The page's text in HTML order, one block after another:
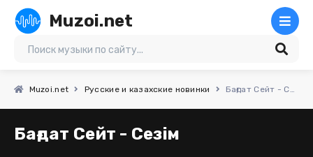
Muzoi.net
Muzoi.net Русские и казахские новинки Бағдат Сейт - Сезім
Бағдат Сейт - Сезім